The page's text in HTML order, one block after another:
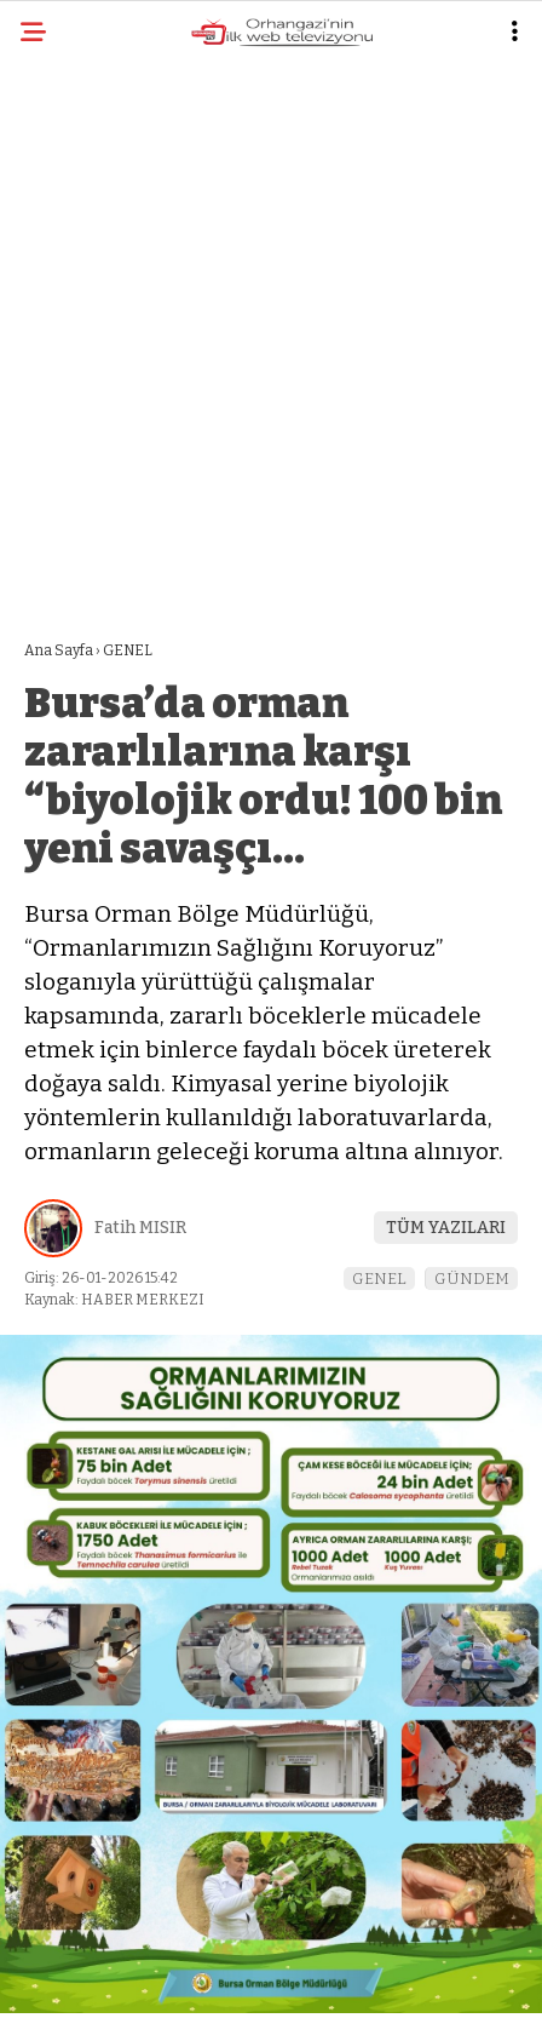
Ana Sayfa › GENEL
Bursa’da orman
zararlılarına karşı
“biyolojik ordu! 100 bin
yeni savaşçı…
Bursa Orman Bölge Müdürlüğü,
“Ormanlarımızın Sağlığını Koruyoruz”
sloganıyla yürüttüğü çalışmalar
kapsamında, zararlı böceklerle mücadele
etmek için binlerce faydalı böcek üreterek
doğaya saldı. Kimyasal yerine biyolojik
yöntemlerin kullanıldığı laboratuvarlarda,
ormanların geleceği koruma altına alınıyor.
Fatih MISIR TÜM YAZILARI
Giriş: 26-01-2026 15:42
Kaynak: HABER MERKEZI
GENEL GÜNDEM